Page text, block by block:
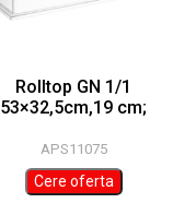
Rolltop GN 1/1
53×32,5cm,19 cm;
APS11075
Cere oferta